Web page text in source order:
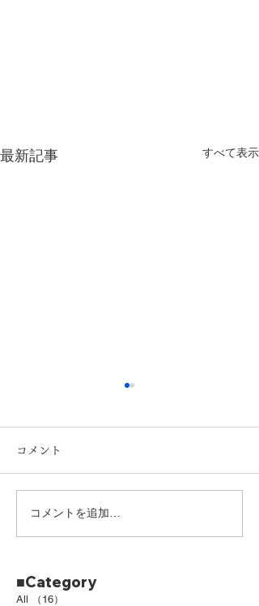
最新記事 すべて表示
コメント
コメントを追加…
■Category
All （16）